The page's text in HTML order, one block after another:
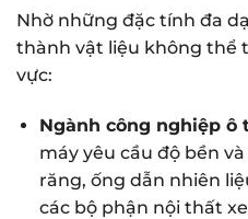
Nhờ những đặc tính đa
thành vật liệu không thể
vực:
Ngành công nghiệp ô
máy yêu cầu độ bền
răng, ống dẫn nhiên
các bộ phận nội thất